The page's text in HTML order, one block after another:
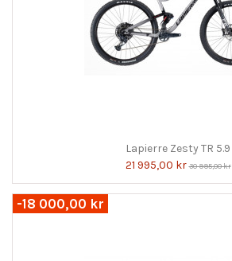
Lapierre Zesty TR 5.9
21 995,00 kr30 995,00 kr
-18 000,00 kr